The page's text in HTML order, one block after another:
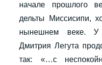
начале прошлого
дельты Миссисипи,
нынешнем веке. У
Дмитрия Легута
так: «…с